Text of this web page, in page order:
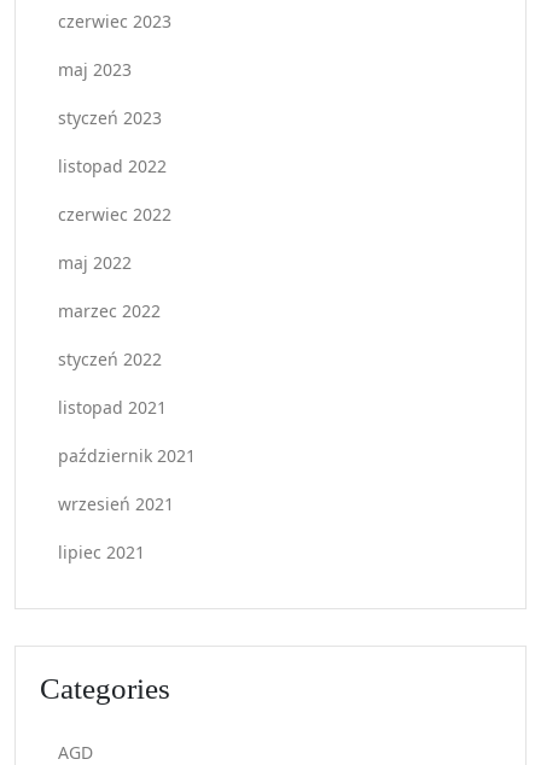
czerwiec 2023
maj 2023
styczeń 2023
listopad 2022
czerwiec 2022
maj 2022
marzec 2022
styczeń 2022
listopad 2021
październik 2021
wrzesień 2021
lipiec 2021
Categories
AGD